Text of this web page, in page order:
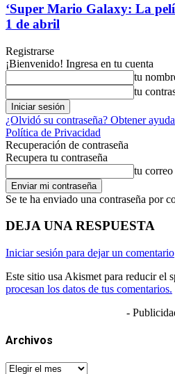
‘Super Mario Galaxy: La
1 de abril
Registrarse
¡Bienvenido! Ingresa en tu cuenta
tu
tu
¿Olvidó su contraseña? Obtener ayuda
Política de Privacidad
Recuperación de contraseña
Recupera tu contraseña
tu
Se te ha enviado una contraseña por
DEJA UNA RESPUESTA
Iniciar sesión para dejar un comentario
Este sitio usa Akismet para reducir el
procesan los datos de tus comentarios.
-
Archivos
Archivos